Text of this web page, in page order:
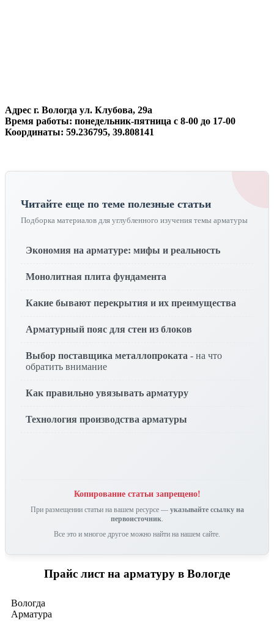
Адрес г. Вологда ул. Клубова, 29а
Время работы: понедельник-пятница с 8-00 до 17-00
Координаты: 59.236795, 39.808141
Читайте еще по теме полезные статьи
Подборка материалов для углубленного изучения темы арматуры
Экономия на арматуре: мифы и реальность
Монолитная плита фундамента
Какие бывают перекрытия и их преимущества
Арматурный пояс для стен из блоков
Выбор поставщика металлопроката - на что
обратить внимание
Как правильно увязывать арматуру
Технология производства арматуры
Копирование статьи запрещено!
При размещении статьи на вашем ресурсе — указывайте ссылку на
первоисточник
Все это и многое другое можно найти на нашем сайте.
Прайс лист на арматуру в Вологде
Вологда
Арматура